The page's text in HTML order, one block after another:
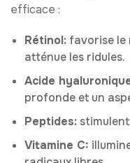
efficace :
Rétinol: favorise le
atténue les ridules.
Acide
profonde et un
Peptides:
Vitamine C: